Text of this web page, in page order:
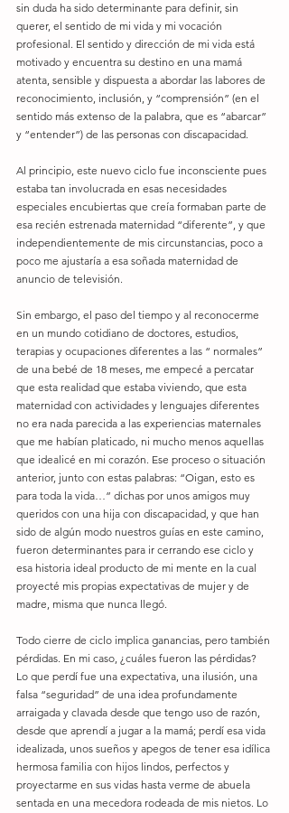
sin duda ha sido determinante para definir, sin
querer, el sentido de mi vida y mi vocación
profesional. El sentido y dirección de mi vida está
motivado y encuentra su destino en una mamá
atenta, sensible y dispuesta a abordar las labores de
reconocimiento, inclusión, y “comprensión” (en el
sentido más extenso de la palabra, que es “abarcar”
y “entender”) de las personas con discapacidad.
Al principio, este nuevo ciclo fue inconsciente pues
estaba tan involucrada en esas necesidades
especiales encubiertas que creía formaban parte de
esa recién estrenada maternidad “diferente”, y que
independientemente de mis circunstancias, poco a
poco me ajustaría a esa soñada maternidad de
anuncio de televisión.
Sin embargo, el paso del tiempo y al reconocerme
en un mundo cotidiano de doctores, estudios,
terapias y ocupaciones diferentes a las “ normales”
de una bebé de 18 meses, me empecé a percatar
que esta realidad que estaba viviendo, que esta
maternidad con actividades y lenguajes diferentes
no era nada parecida a las experiencias maternales
que me habían platicado, ni mucho menos aquellas
que idealicé en mi corazón. Ese proceso o situación
anterior, junto con estas palabras: “Oigan, esto es
para toda la vida…” dichas por unos amigos muy
queridos con una hija con discapacidad, y que han
sido de algún modo nuestros guías en este camino,
fueron determinantes para ir cerrando ese ciclo y
esa historia ideal producto de mi mente en la cual
proyecté mis propias expectativas de mujer y de
madre, misma que nunca llegó.
Todo cierre de ciclo implica ganancias, pero también
pérdidas. En mi caso, ¿cuáles fueron las pérdidas?
Lo que perdí fue una expectativa, una ilusión, una
falsa “seguridad” de una idea profundamente
arraigada y clavada desde que tengo uso de razón,
desde que aprendí a jugar a la mamá; perdí esa vida
idealizada, unos sueños y apegos de tener esa idílica
hermosa familia con hijos lindos, perfectos y
proyectarme en sus vidas hasta verme de abuela
sentada en una mecedora rodeada de mis nietos. Lo